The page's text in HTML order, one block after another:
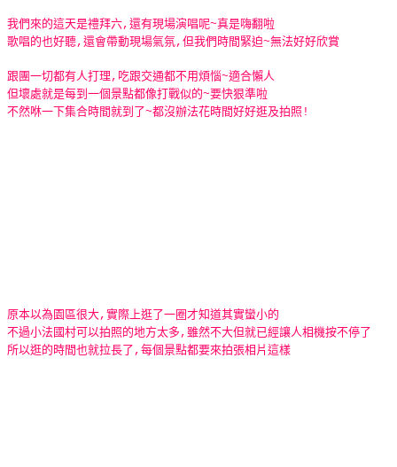
我們來的這天是禮拜六,還有現場演唱呢~真是嗨翻啦
歌唱的也好聽,還會帶動現場氣氛,但我們時間緊迫~無法好好欣賞
跟團一切都有人打理,吃跟交通都不用煩惱~適合懶人
但壞處就是每到一個景點都像打戰似的~要快狠準啦
不然咻一下集合時間就到了~都沒辦法花時間好好逛及拍照!
原本以為園區很大,實際上逛了一圈才知道其實蠻小的
不過小法國村可以拍照的地方太多,雖然不大但就已經讓人相機按不停了
所以逛的時間也就拉長了,每個景點都要來拍張相片這樣